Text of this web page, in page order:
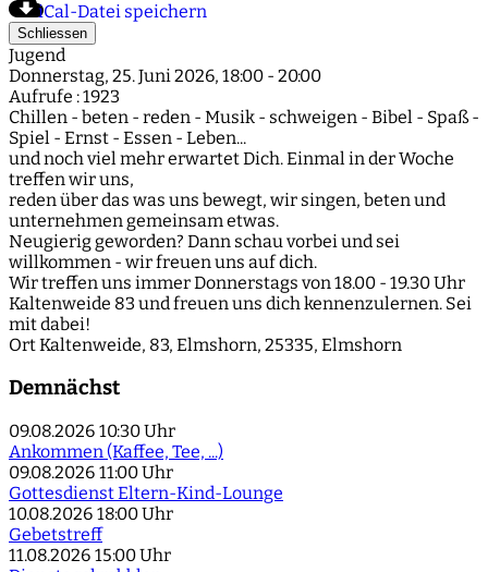
iCal-Datei speichern
Schliessen
Jugend
Donnerstag, 25. Juni 2026, 18:00 - 20:00
Aufrufe : 1923
Chillen - beten - reden - Musik - schweigen - Bibel - Spaß -
Spiel - Ernst - Essen - Leben...
und noch viel mehr erwartet Dich. Einmal in der Woche
treffen wir uns,
reden über das was uns bewegt, wir singen, beten und
unternehmen gemeinsam etwas.
Neugierig geworden? Dann schau vorbei und sei
willkommen - wir freuen uns auf dich.
Wir treffen uns immer Donnerstags von 18.00 - 19.30 Uhr
Kaltenweide 83 und freuen uns dich kennenzulernen. Sei
mit dabei!
OrtKaltenweide, 83, Elmshorn, 25335, Elmshorn
Demnächst
09.08.2026 10:30 Uhr
Ankommen (Kaffee, Tee, ...)
09.08.2026 11:00 Uhr
Gottesdienst Eltern-Kind-Lounge
10.08.2026 18:00 Uhr
Gebetstreff
11.08.2026 15:00 Uhr